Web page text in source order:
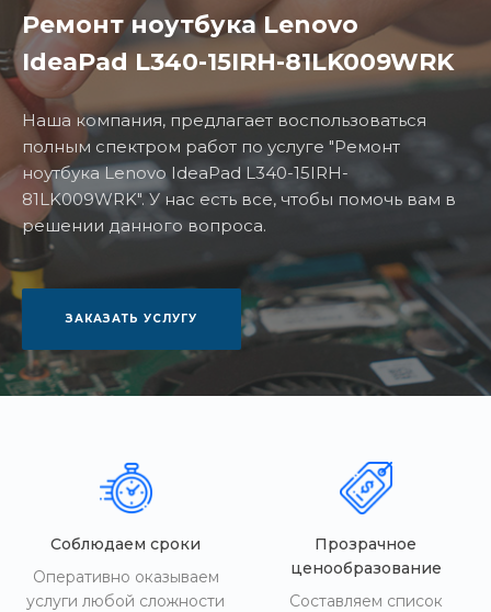
Ремонт ноутбука Lenovo
IdeaPad L340-15IRH-81LK009WRK
Наша компания, предлагает воспользоваться
полным спектром работ по услуге "Ремонт
ноутбука Lenovo IdeaPad L340-15IRH-
81LK009WRK". У нас есть все, чтобы помочь вам в
решении данного вопроса.
ЗАКАЗАТЬ УСЛУГУ
Соблюдаем сроки
Оперативно оказываем
услуги любой сложности
Прозрачное
ценообразование
Составляем список